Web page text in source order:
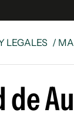
LEGALES /